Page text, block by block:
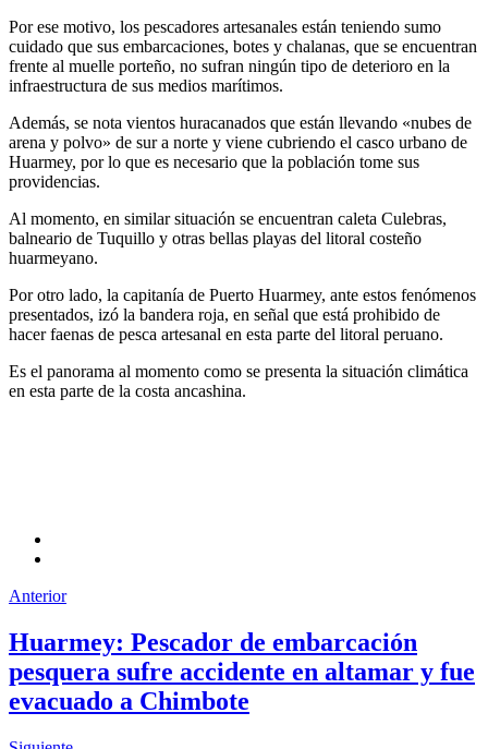
Porese motivo, los pescadores artesanales están teniendo sumo
cuidado que sus embarcaciones, botes y chalanas, que se encuentran
frente al muelle porteño, no sufran ningún tipo de deterioro en la
infraestructura de sus medios marítimos.
Además, se nota vientos huracanados que están llevando «nubes de
arena y polvo» de sur a norte y viene cubriendo el casco urbano de
Huarmey, por lo que es necesario que la población tome sus
providencias.
Al momento, en similar situación se encuentran caleta Culebras,
balneario de Tuquillo y otras bellas playas del litoral costeño
huarmeyano.
Por otro lado, la capitanía de Puerto Huarmey, ante estos fenómenos
presentados, izó la bandera roja, en señal que está prohibido de
hacer faenas de pesca artesanal en esta parte del litoral peruano.
Es el panorama al momento como se presenta la situación climática
en esta parte de la costa ancashina.
Anterior
Huarmey: Pescador de embarcación
pesquera sufre accidente en altamar y fue
evacuado a Chimbote